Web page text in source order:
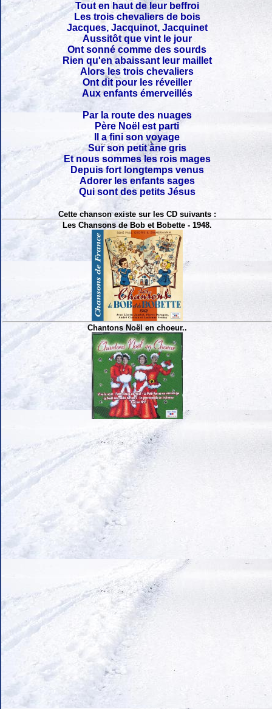
Tout en haut de leur beffroi
Les trois chevaliers de bois
Jacques, Jacquinot, Jacquinet
Aussitôt que vint le jour
Ont sonné comme des sourds
Rien qu'en abaissant leur maillet
Alors les trois chevaliers
Ont dit pour les réveiller
Aux enfants émerveillés
Par la route des nuages
Père Noël est parti
Il a fini son voyage
Sur son petit âne gris
Et nous sommes les rois mages
Depuis fort longtemps venus
Adorer les enfants sages
Qui sont des petits Jésus
Cette chanson existe sur les CD suivants :
Les Chansons de Bob et Bobette - 1948.
Chantons Noël en choeur..